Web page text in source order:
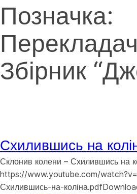
Позначка:
Збірник
Схилившись на
Склонив колени – Схилившись на
https://www.youtube.com/
Схилившись-на-